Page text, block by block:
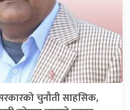
चुनौती साहसिक,